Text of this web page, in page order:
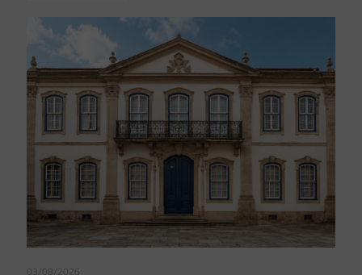
03/08/2026